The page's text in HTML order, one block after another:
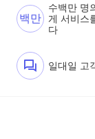
백만
수백만 명
게 서비스
다
일대일 고